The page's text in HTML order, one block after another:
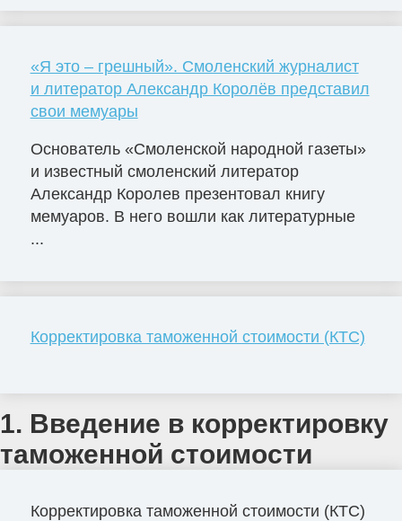
«Я это – грешный». Смоленский журналист
и литератор Александр Королёв представил
свои мемуары
Основатель «Смоленской народной газеты»
и известный смоленский литератор
Александр Королев презентовал книгу
мемуаров. В него вошли как литературные
...
Корректировка таможенной стоимости (КТС)
1. Введение в корректировку
таможенной стоимости
Корректировка таможенной стоимости (КТС)